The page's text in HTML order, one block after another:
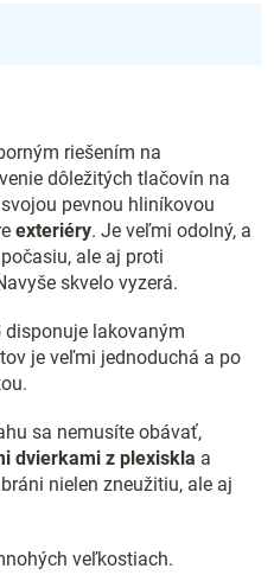
riešením na
dôležitých tlačovín na
pevnou hliníkovou
exteriéry. Je veľmi odolný, a
ale aj proti
skvelo vyzerá.
disponuje lakovaným
je veľmi jednoduchá a po
sa nemusíte obávať,
dvierkami z plexiskla a
nielen zneužitiu, ale aj
veľkostiach.